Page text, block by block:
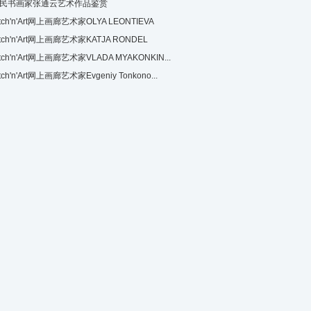
书画家张通云艺术作品鉴赏
网上画廊艺术家OLYA LEONTIEVA
网上画廊艺术家KATJA RONDEL
网上画廊艺术家VLADA MYAKONKIN...
网上画廊艺术家Evgeniy Tonkono...